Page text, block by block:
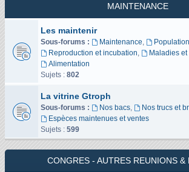
MAINTENANCE
Les maintenir
Sous-forums : Maintenance,
Reproduction et incubation, Maladies
Alimentation
Sujets : 802
La vitrine Gtroph
Sous-forums : Nos bacs, Nos trucs et
Espèces maintenues et ventes
Sujets : 599
CONGRES - AUTRES REUNIONS &